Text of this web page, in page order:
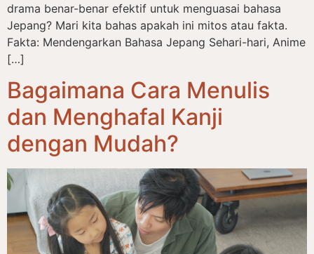
drama benar-benar efektif untuk menguasai bahasa
Jepang? Mari kita bahas apakah ini mitos atau fakta.
Fakta: Mendengarkan Bahasa Jepang Sehari-hari, Anime
[…]
Bagaimana Cara Menulis
dan Menghafal Kanji
dengan Mudah?